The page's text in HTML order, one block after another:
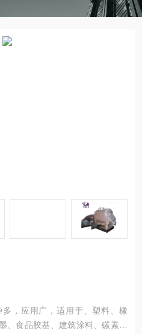
，应用广，适用于、塑料、橡
、食品胶基、建筑涂料、碳素、